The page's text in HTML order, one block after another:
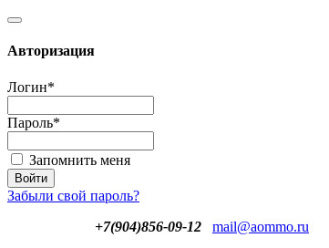
Авторизация
Логин*
Пароль*
Запомнить меня
Забыли свой пароль?
+7(904)856-09-12
mail@aommo.ru